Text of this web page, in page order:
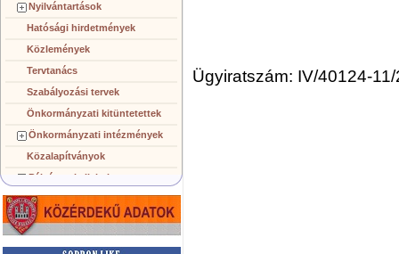
Nyilvántartások
Hatósági hirdetmények
Közlemények
Tervtanács
Szabályozási tervek
Önkormányzati kitüntetettek
Önkormányzati intézmények
Közalapítványok
Pályázatok, licitek
Koncepciók, tervezetek
Településképi követelmények
Ügyiratszám: IV/40124-